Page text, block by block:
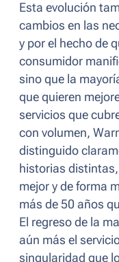
Esta evolución
cambios en las
y por el hecho de
consumidor
sino que la
que quieren
servicios que
con volumen,
distinguido
historias
mejor y de forma
más de 50 años
El regreso de la
aún más el
singularidad que